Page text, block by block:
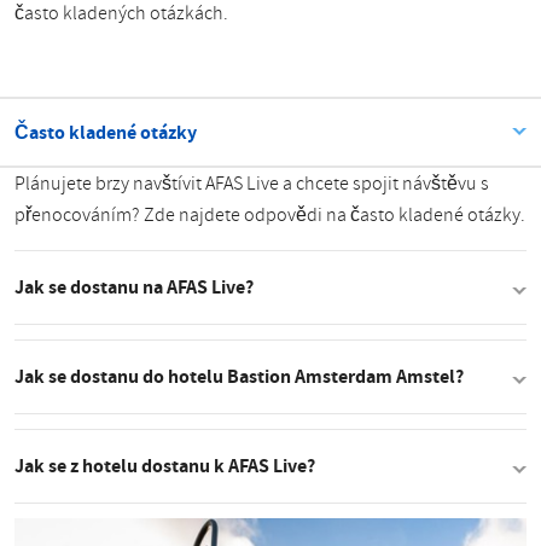
často kladených otázkách.
Často kladené otázky
Plánujete brzy navštívit AFAS Live a chcete spojit návštěvu s
přenocováním? Zde najdete odpovědi na často kladené otázky.
Jak se dostanu na AFAS Live?
Jak se dostanu do hotelu Bastion Amsterdam Amstel?
Jak se z hotelu dostanu k AFAS Live?